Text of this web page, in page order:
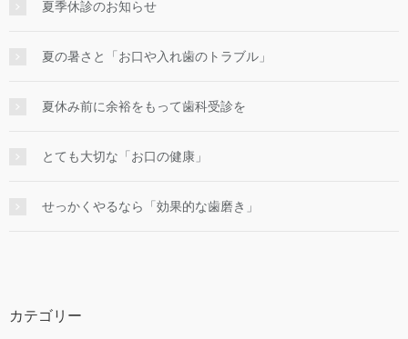
夏季休診のお知らせ
夏の暑さと「お口や入れ歯のトラブル」
夏休み前に余裕をもって歯科受診を
とても大切な「お口の健康」
せっかくやるなら「効果的な⻭磨き」
カテゴリー